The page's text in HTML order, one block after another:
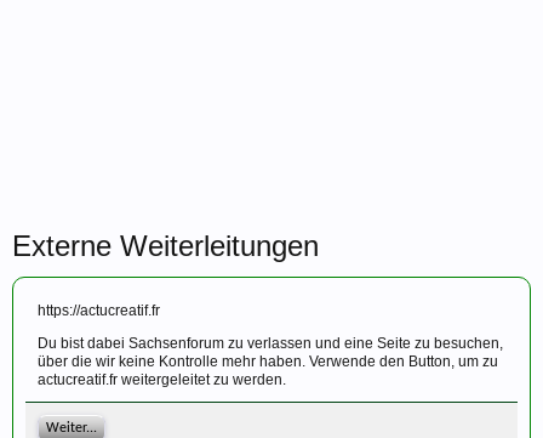
Externe Weiterleitungen
https://actucreatif.fr
Du bist dabei Sachsenforum zu verlassen und eine Seite zu besuchen,
über die wir keine Kontrolle mehr haben. Verwende den Button, um zu
actucreatif.fr weitergeleitet zu werden.
Weiter...